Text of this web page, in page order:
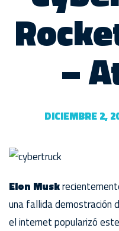
–
DICIEMBRE 2,
Elon Musk
una fallida demostración
el internet popularizó